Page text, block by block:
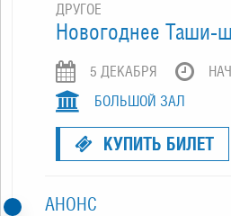
ДРУГОЕ
Новогоднее Таши-
5 ДЕКАБРЯ
БОЛЬШОЙ ЗАЛ
КУПИТЬ БИЛЕТ
АНОНС